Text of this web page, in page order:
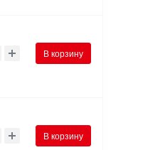
В корзину
В корзину